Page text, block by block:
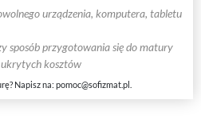
urządzenia, komputera, tabletu
sposób przygotowania się do matury
kosztów
Napisz na: pomoc@sofizmat.pl